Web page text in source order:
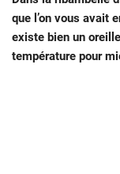
que l’on vous avait
existe bien un
température pour